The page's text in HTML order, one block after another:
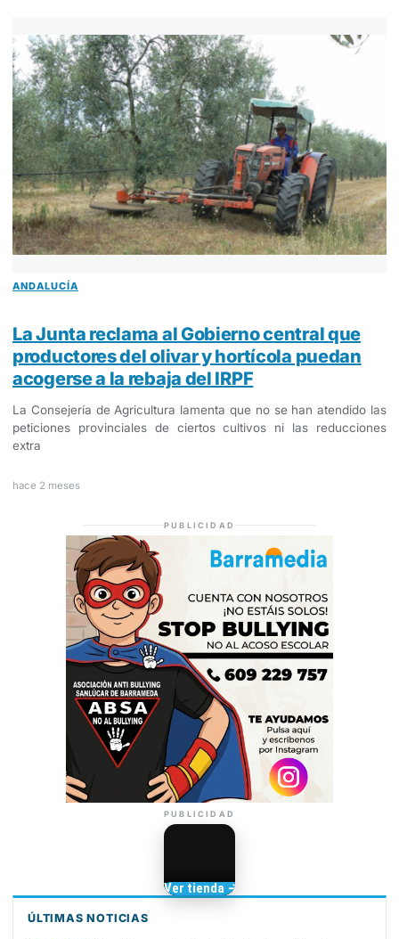
ANDALUCÍA
La Junta reclama al Gobierno central que
productores del olivar y hortícola puedan
acogerse a la rebaja del IRPF
La Consejería de Agricultura lamenta que no se han atendido las
peticiones provinciales de ciertos cultivos ni las reducciones
extra
hace 2 meses
PUBLICIDAD
PUBLICIDAD
TIENDA DE
Camisetas de Sanlúcar
Ver tienda →
ÚLTIMAS NOTICIAS